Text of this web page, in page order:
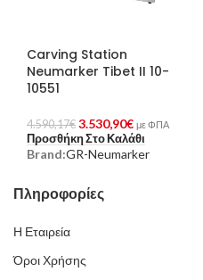
Carving Station
Neumarker Tibet II 10-
10551
4.590,17€ 3.530,90€ με ΦΠΑ
Προσθήκη Στο Καλάθι
Brand:GR-Neumarker
Πληροφορίες
Η Εταιρεία
Όροι Χρήσης